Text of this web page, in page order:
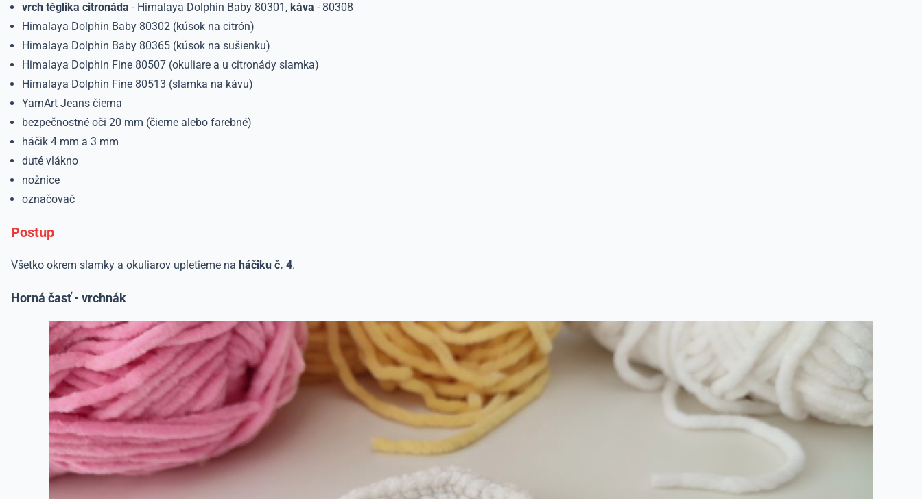
vrch téglika citronáda - Himalaya Dolphin Baby 80301, káva - 80308
Himalaya Dolphin Baby 80302 (kúsok na citrón)
Himalaya Dolphin Baby 80365 (kúsok na sušienku)
Himalaya Dolphin Fine 80507 (okuliare a u citronády slamka)
Himalaya Dolphin Fine 80513 (slamka na kávu)
YarnArt Jeans čierna
bezpečnostné oči 20 mm (čierne alebo farebné)
háčik 4 mm a 3 mm
duté vlákno
nožnice
označovač
Postup
Všetko okrem slamky a okuliarov upletieme na háčiku č. 4.
Horná časť - vrchnák